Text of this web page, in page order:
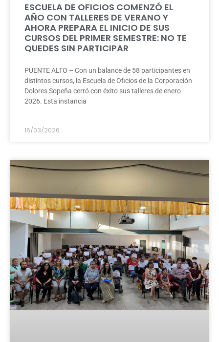
ESCUELA DE OFICIOS COMENZÓ EL
AÑO CON TALLERES DE VERANO Y
AHORA PREPARA EL INICIO DE SUS
CURSOS DEL PRIMER SEMESTRE: NO TE
QUEDES SIN PARTICIPAR
PUENTE ALTO – Con un balance de 58 participantes en
distintos cursos, la Escuela de Oficios de la Corporación
Dolores Sopeña cerró con éxito sus talleres de enero
2026. Esta instancia
16/03/2026